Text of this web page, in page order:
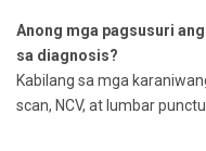
Anong mga pagsusuri
sa diagnosis?
Kabilang sa mga
scan, NCV, at lumbar